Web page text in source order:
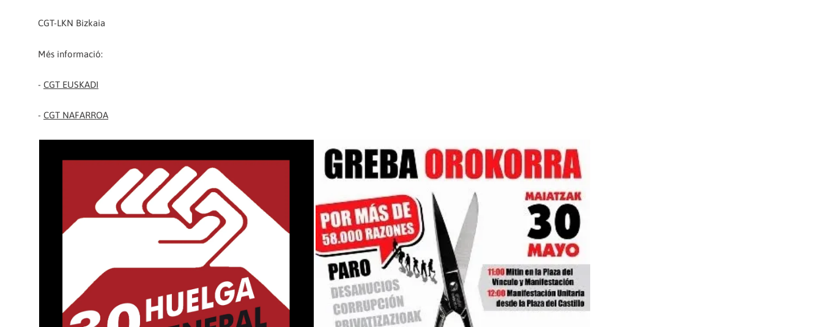
CGT-LKN Bizkaia
Més informació:
- CGT EUSKADI
- CGT NAFARROA